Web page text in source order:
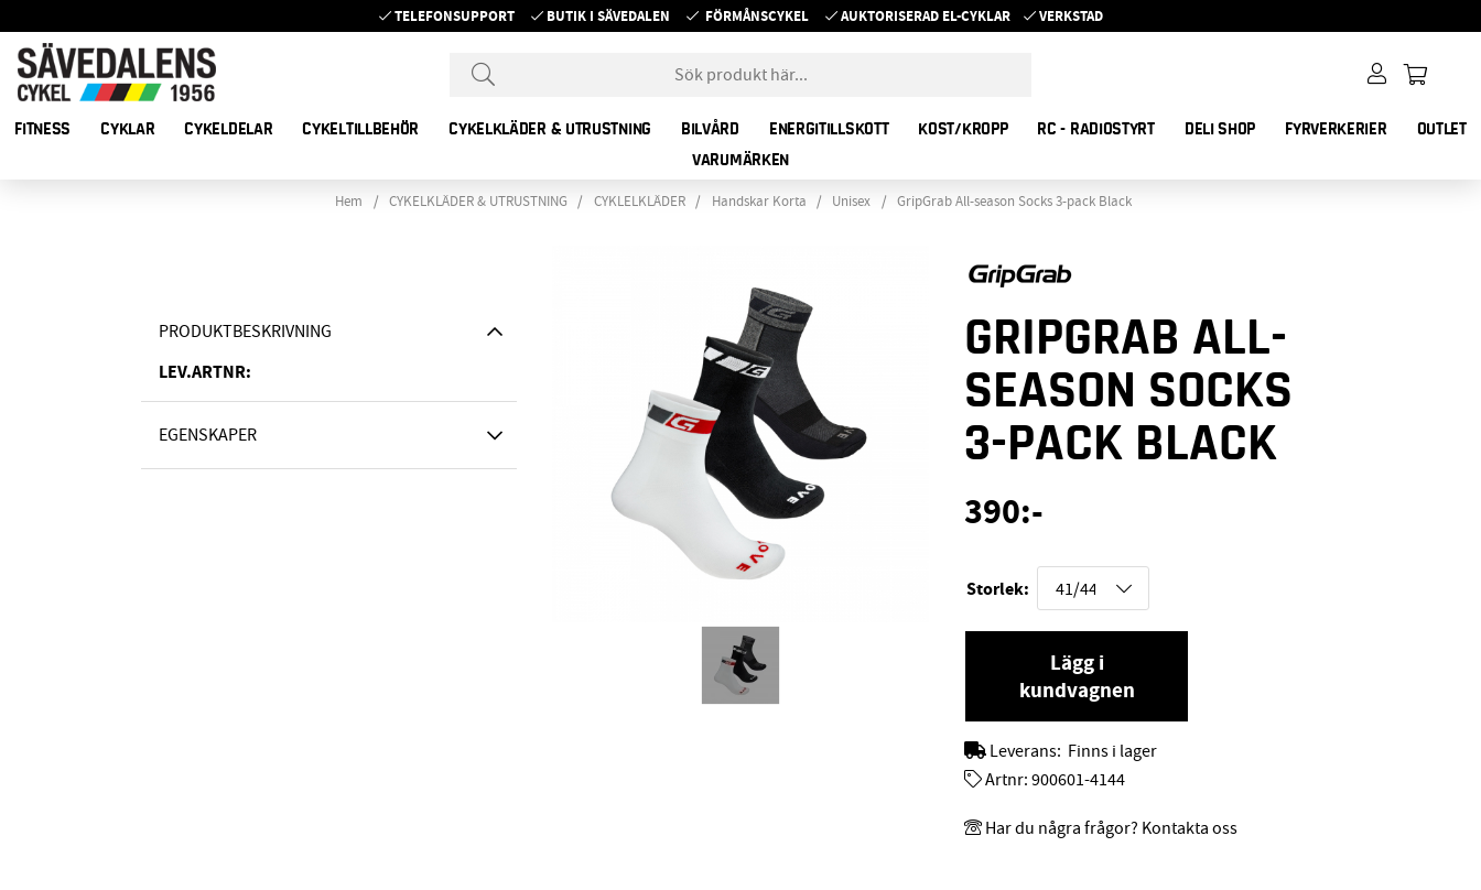
TELEFONSUPPORT BUTIK I SÄVEDALEN FÖRMÅNSCYKEL AUKTORISERAD EL-CYKLAR VERKSTAD
FITNESS CYKLAR CYKELDELAR CYKELTILLBEHÖR CYKELKLÄDER & UTRUSTNING BILVÅRD ENERGITILLSKOTT KOST/KROPP RC - RADIOSTYRT DELI SHOP FYRVERKERIER
OUTLET
VARUMÄRKEN
Hem CYKELKLÄDER & UTRUSTNING CYKLELKLÄDER Handskar Korta Unisex GripGrab All-season Socks 3-pack Black
PRODUKTBESKRIVNING
LEV.ARTNR:
EGENSKAPER
GRIPGRAB ALL-
SEASON SOCKS
3-PACK BLACK
390:-
Storlek:
Lägg i
kundvagnen
Leverans: Finns i lager
Artnr: 900601-4144
Har du några frågor? Kontakta oss